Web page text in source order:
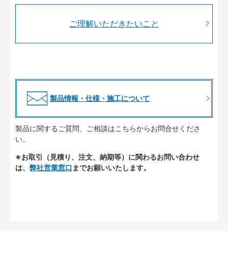
ご理解いただきたいこと
製品情報・仕様・施工について
製品に関するご質問、ご相談はこちらからお問合せくださ
い。
※お取引（見積り、注文、納期等）に関わるお問い合わせ
は、 弊社営業窓口 までお願いいたします。